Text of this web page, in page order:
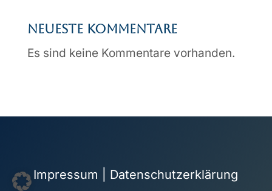
Neueste Kommentare
Es sind keine Kommentare vorhanden.
Impressum Datenschutzerklärung